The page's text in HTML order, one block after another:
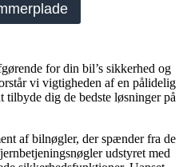
for din bil’s sikkerhed og
vi vigtigheden af en pålidelig
dig de bedste løsninger på
af bilnøgler, der spænder fra de
udstyret med